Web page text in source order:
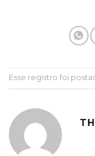
Esse registro foi